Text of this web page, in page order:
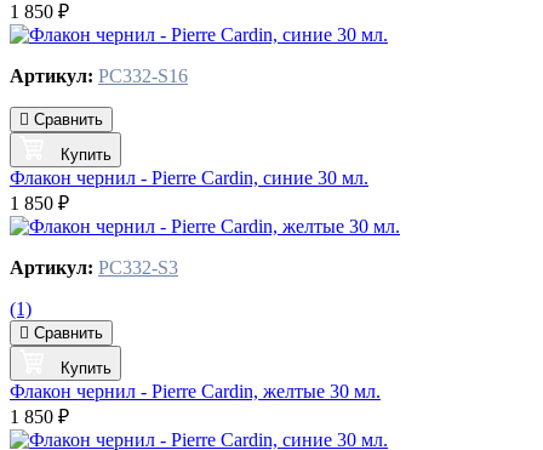
1 850 ₽
Артикул: PC332-S16
Сравнить
Купить
Флакон чернил - Pierre Cardin, синие 30 мл.
1 850 ₽
Артикул: PC332-S3
(1)
Сравнить
Купить
Флакон чернил - Pierre Cardin, желтые 30 мл.
1 850 ₽